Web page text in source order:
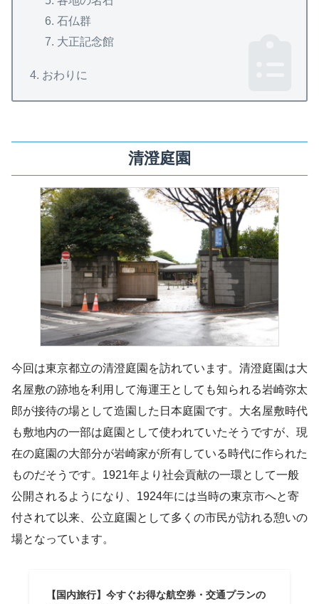
石仏群
大正記念館
おわりに
清澄庭園
今回は東京都立の清澄庭園を訪れています。清澄庭園は大
名屋敷の跡地を利用して海運王としても知られる岩崎弥太
郎が接待の場として造園した日本庭園です。大名屋敷時代
も敷地内の一部は庭園として使われていたそうですが、現
在の庭園の大部分が岩崎家が所有している時代に作られた
ものだそうです。1921年より社会貢献の一環として一般
公開されるようになり、1924年には当時の東京市へと寄
付されて以来、公立庭園として多くの市民が訪れる憩いの
場となっています。
【国内旅行】今すぐお得な航空券・交通プランの